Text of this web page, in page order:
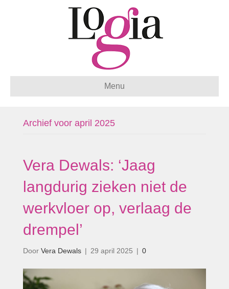
Menu
Archief voor april 2025
Vera Dewals: ‘Jaag
langdurig zieken niet de
werkvloer op, verlaag de
drempel’
Door Vera Dewals | 29 april 2025 | 0